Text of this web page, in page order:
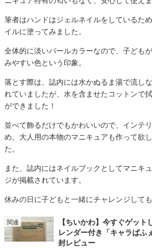
筆者はハンドはジェルネイルをしているた
イルに塗ってみました。
全体的に淡いパールカラーなので、子ども
みやすい色という印象。
落とす際は、誌内には水かぬるま湯で流し
れていましたが、水を含ませたコットンで
ができました！
並べて飾るだけでもかわいいので、インテ
め。大人用の本物のマニキュアも作って欲
た。
また、誌内にはネイルブックとしてマニキ
ジが掲載されています。
休みの日に子どもと一緒にチャレンジして
【ちいかわ】今すぐゲット
レンダー付き「キャラぱふ
封レビュー